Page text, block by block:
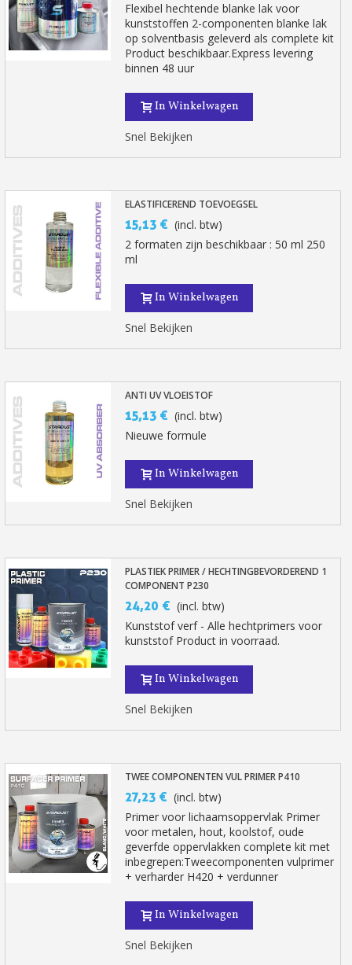
Flexibel hechtende blanke lak voor
kunststoffen 2-componenten blanke lak
op solventbasis geleverd als complete kit
Product beschikbaar.Express levering
binnen 48 uur
In Winkelwagen
Snel Bekijken
ELASTIFICEREND TOEVOEGSEL
15,13 € (incl. btw)
2 formaten zijn beschikbaar : 50 ml 250
ml
In Winkelwagen
Snel Bekijken
ANTI UV VLOEISTOF
15,13 € (incl. btw)
Nieuwe formule
In Winkelwagen
Snel Bekijken
PLASTIEK PRIMER / HECHTINGBEVORDEREND 1
COMPONENT P230
24,20 € (incl. btw)
Kunststof verf - Alle hechtprimers voor
kunststof Product in voorraad.
In Winkelwagen
Snel Bekijken
TWEE COMPONENTEN VUL PRIMER P410
27,23 € (incl. btw)
Primer voor lichaamsoppervlak Primer
voor metalen, hout, koolstof, oude
geverfde oppervlakken complete kit met
inbegrepen:Tweecomponenten vulprimer
+ verharder H420 + verdunner
In Winkelwagen
Snel Bekijken